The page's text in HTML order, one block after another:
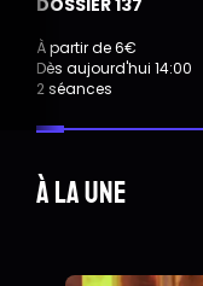
À partir de 6€
Dès aujourd'hui 14:00
2 séances
À la une